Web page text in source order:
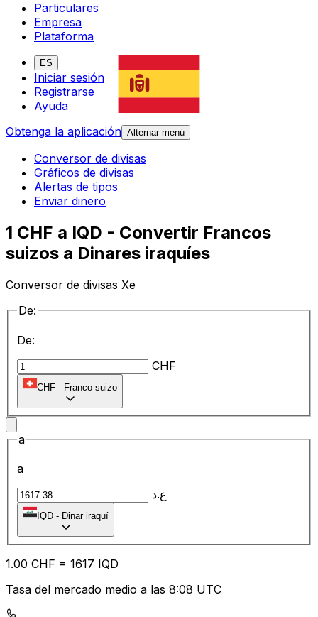
Particulares
Empresa
Plataforma
ES
Iniciar sesión
Registrarse
Ayuda
Obtenga la aplicación Alternar menú
Conversor de divisas
Gráficos de divisas
Alertas de tipos
Enviar dinero
1 CHF a IQD - Convertir Francos
suizos a Dinares iraquíes
Conversor de divisas Xe
De:
De:
CHF
CHF - Franco suizo
a
a
ع.د
IQD - Dinar iraquí
1.00 CHF = 1617 IQD
Tasa del mercado medio a las 8:08 UTC